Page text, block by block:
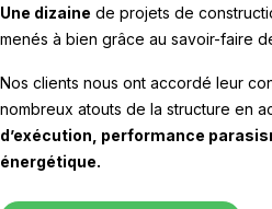
Une dizaine de projets de
menés à bien grâce au savoir-faire
Nos clients nous ont accordé leur
nombreux atouts de la structure en
d’exécution, performance
énergétique.